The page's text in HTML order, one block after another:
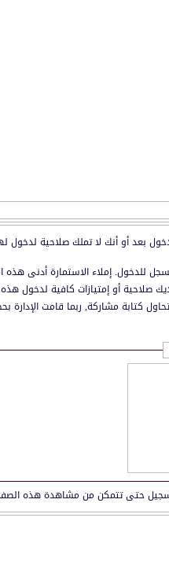
بعد أو أنك لا تملك صلاحية لدخول
للدخول. إملاء الاستمارة أدنى
صلاحية أو إمتيازات كافية لدخول
كتابة مشاركة, ربما قامت
حتى تتمكن من مشاهدة هذه